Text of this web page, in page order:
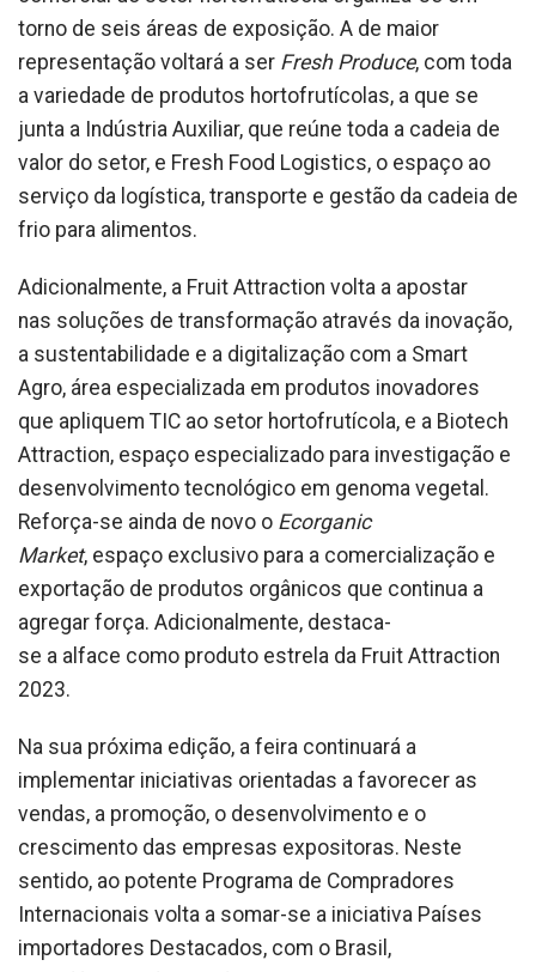
torno de seis áreas de exposição. A de maior
representação voltará a ser Fresh Produce, com toda
a variedade de produtos hortofrutícolas, a que se
junta a Indústria Auxiliar, que reúne toda a cadeia de
valor do setor, e Fresh Food Logistics, o espaço ao
serviço da logística, transporte e gestão da cadeia de
frio para alimentos.
Adicionalmente, a Fruit Attraction volta a apostar
nas soluções de transformação através da inovação,
a sustentabilidade e a digitalização com a Smart
Agro, área especializada em produtos inovadores
que apliquem TIC ao setor hortofrutícola, e a Biotech
Attraction, espaço especializado para investigação e
desenvolvimento tecnológico em genoma vegetal.
Reforça-se ainda de novo o Ecorganic
Market, espaço exclusivo para a comercialização e
exportação de produtos orgânicos que continua a
agregar força. Adicionalmente, destaca-
se a alface como produto estrela da Fruit Attraction
2023.
Na sua próxima edição, a feira continuará a
implementar iniciativas orientadas a favorecer as
vendas, a promoção, o desenvolvimento e o
crescimento das empresas expositoras. Neste
sentido, ao potente Programa de Compradores
Internacionais volta a somar-se a iniciativa Países
importadores Destacados, com o Brasil,